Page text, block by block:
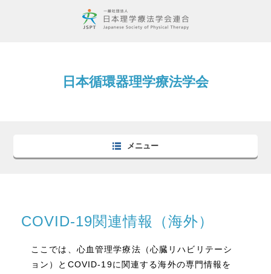
日本循環器理学療法学会
メニュー
COVID-19関連情報（海外）
ここでは、心血管理学療法（心臓リハビリテーシ
ョン）とCOVID-19に関連する海外の専門情報を